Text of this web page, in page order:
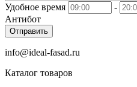
Удобное время
-
Антибот
Отправить
info@ideal-fasad.ru
Каталог товаров